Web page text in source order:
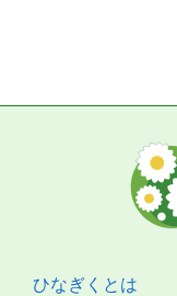
ひなぎくとは